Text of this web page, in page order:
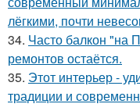
лёгкими, почти
34. Часто балкон "на
ремонтов остаётся.
35. Этот интерьер -
традиции и